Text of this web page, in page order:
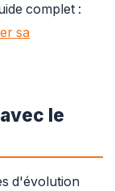
complet :
sa
le
d'évolution